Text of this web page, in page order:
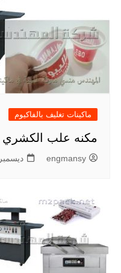
ماكينات تغليف بالفاكيوم
مكنه علب الكشري
engmansy ديسمبر 20, 2021